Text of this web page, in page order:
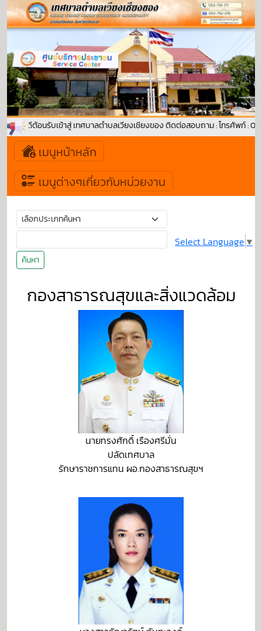
ดีต้อนรับเข้าสู่ เทศบาลตำบลเวียงเชียงของ ติดต่อสอบถาม : โทรศัพท์ : 0-5379-
เมนูหน้าหลัก
เมนูต่างๆเกี่ยวกับหน่วยงาน
ค้นหา
Select Language ▼
กองสาธารณสุขและสิ่งแวดล้อม
นายทรงศักดิ์ เรืองศรีมั่น
ปลัดเทศบาล
รักษาราชการแทน ผอ.กองสาธารณสุขฯ